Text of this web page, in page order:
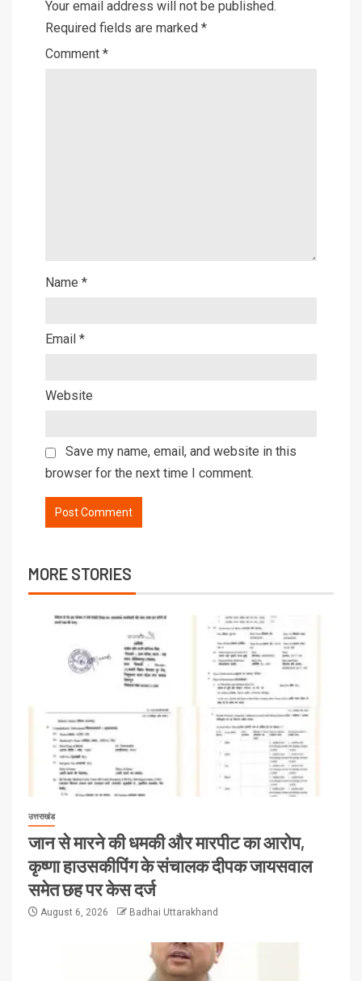
Your email address will not be published.
Required fields are marked *
Comment *
Name *
Email *
Website
Save my name, email, and website in this
browser for the next time I comment.
MORE STORIES
उत्तराखंड
जान से मारने की धमकी और मारपीट का आरोप,
कृष्णा हाउसकीपिंग के संचालक दीपक जायसवाल
समेत छह पर केस दर्ज
August 6, 2026 Badhai Uttarakhand